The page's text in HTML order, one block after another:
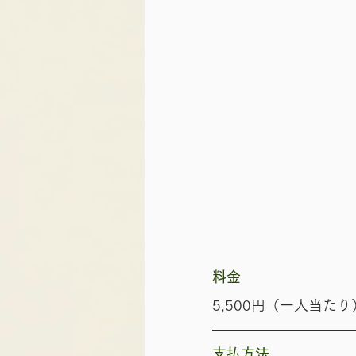
​料金
5,500円（一人当たり